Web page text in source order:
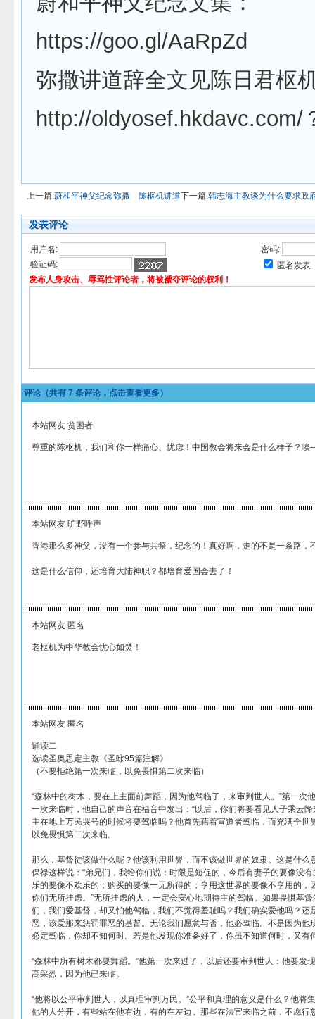
https://goo.gl/AaRpZd
弥撒讲道辞全文见陈日君枢
http://oldyosef.hkdavc.com/
上一篇:蔚和平神父纪念弥撒 陈枢机讲道下一篇:韩志海主教谈为什么要求政
发表评论
用户名:
密码:
验证码:
匿名发表
发布人身攻击、辱骂性评论者，将被褫夺评论的权利！
评论（共有 7 条评论，点击查看更多）
本站网友 贫困者
尊重的陈枢机，我们和你一样痛心、忧虑！中国教会将来会是什么样子？
本站网友 旷野呼声
香港那么多神父，没有一个参与共祭，纪念的！真好啊，走的不是一条路，
这是什么信仰，还培育大陆神职？都培育爱国会去了！
本站网友 匿名
老枢机为中华教会忧心如焚！
本站网友 匿名
诵读二
选读圣奥思定主教《圣咏95篇注解》
（不要拒绝第一次来临，以免畏惧第二次来临）
“森林中的树木，要在上主面前舞蹈，因为他驾临了，来审判世人。”第一次
一次来临时，他自己的声音在福音中发出：“以后，你们将要看见人子乘云降
主在地上万民哭号的时候将要驾临吗？他首先藉着宣道者驾临，而充满全世
以免畏惧第二次来临。
那么，基督徒该做什么呢？他该利用世界，而不该做世界的奴隶。这是什么
保禄这样说：“弟兄们，我给你们说：时限是短促的，今后有妻子的要像没
乐的要像不欢乐的；购买的要像一无所得的；享用这世界的要像不享用的，
你们无所挂虑。”无所挂虑的人，一定会安心地期待主的驾临。如果畏惧基
们，我们爱基督，却又怕他驾临，我们不觉得羞耻吗？我们确实爱他吗？还
恶，该爱那来惩罚罪恶的基督。无论我们愿意与否，他必驾临。不是因为他
必定驾临，你却不知何时。若是他发现你准备好了，你虽不知道何时，又有
“森林中所有树木都要舞蹈。”他第一次来过了，以后还要审判世人：他要发
高采烈，因为他已来临。
“他将以公平审判世人，以真理审判万民。”公平和真理的意义是什么？他将
他的人分开，有些站在他右边，有的在左边。那些在法官来临之前，不愿行